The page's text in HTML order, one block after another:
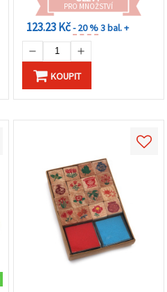
PRO MNOŽSTVÍ
123.23 Kč- 20 %3 bal. +
KOUPIT